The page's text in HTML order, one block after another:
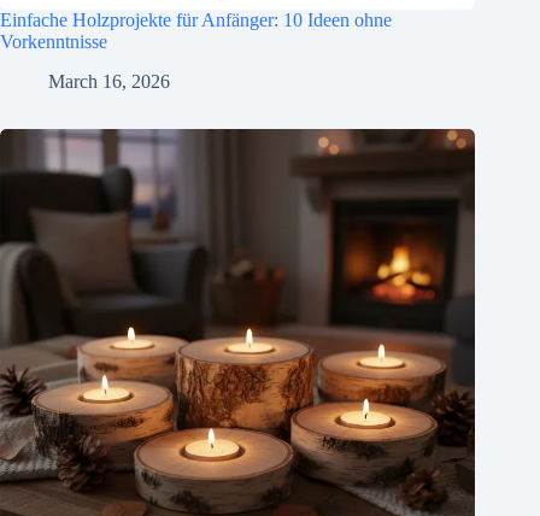
Einfache Holzprojekte für Anfänger: 10 Ideen ohne
Vorkenntnisse
March 16, 2026